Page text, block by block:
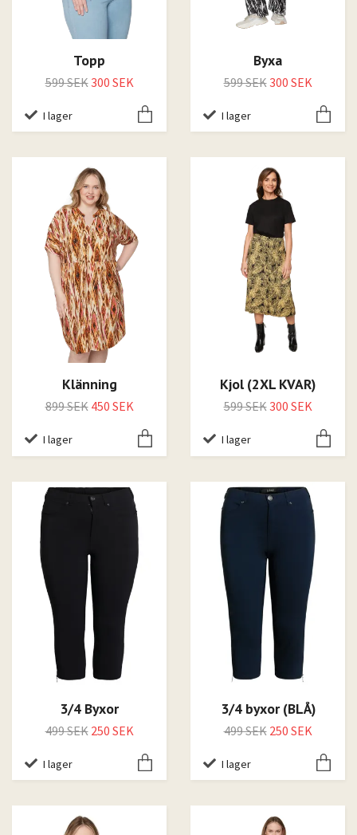
Topp
599 SEK300 SEK
I lager
Byxa
599 SEK300 SEK
I lager
Klänning
899 SEK 450 SEK
I lager
Kjol (2XL KVAR)
599 SEK300 SEK
I lager
3/4 Byxor
499 SEK 250 SEK
I lager
3/4 byxor (BLÅ)
499 SEK 250 SEK
I lager